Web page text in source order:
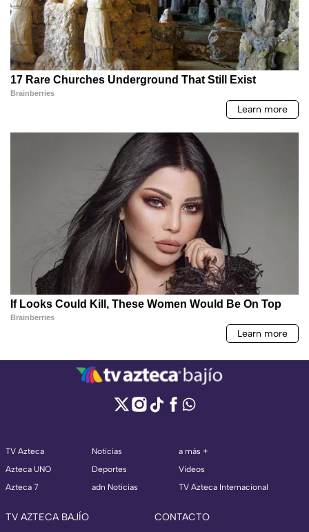
TV Azteca
Azteca UNO
Azteca 7
Noticias
Deportes
adn Noticias
a más +
Videos
TV Azteca Internacional
TV AZTECA BAJÍO CONTACTO